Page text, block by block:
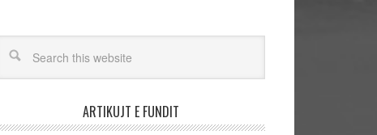
ARTIKUJT E FUNDIT